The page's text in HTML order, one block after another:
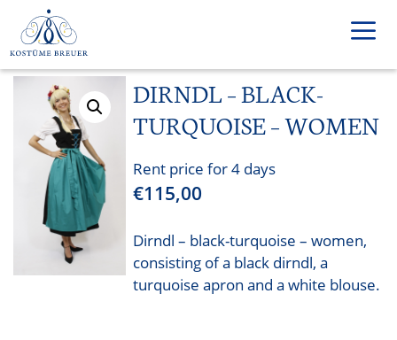
content
DIRNDL – BLACK-
TURQUOISE – WOMEN
Rent price for 4 days
€115,00
Dirndl – black-turquoise – women,
consisting of a black dirndl, a
turquoise apron and a white blouse.